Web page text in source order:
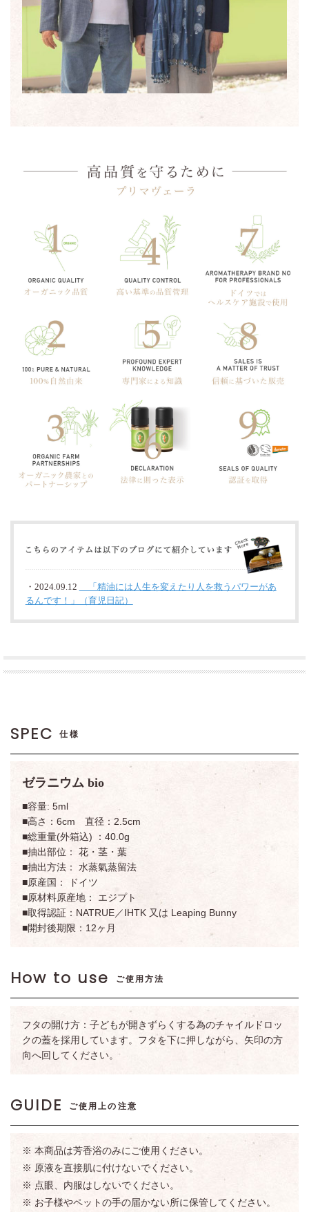
・2024.09.12
「精油には人生を変えたり人を救うパワーがあ
るんです！」（育児日記）
SPEC 仕様
ゼラニウム bio
■容量: 5ml
■高さ：6cm 直径：2.5cm
■総重量(外箱込) ：40.0g
■抽出部位： 花・茎・葉
■抽出方法： 水蒸氣蒸留法
■原産国： ドイツ
■原材料原産地： エジプト
■取得認証：NATRUE／IHTK 又は Leaping Bunny
■開封後期限：12ヶ月
How to use ご使用方法
フタの開け方：子どもが開きずらくする為のチャイルドロッ
クの蓋を採用しています。フタを下に押しながら、矢印の方
向へ回してください。
GUIDE ご使用上の注意
※ 本商品は芳香浴のみにご使用ください。
※ 原液を直接肌に付けないでください。
※ 点眼、内服はしないでください。
※ お子様やペットの手の届かない所に保管してください。